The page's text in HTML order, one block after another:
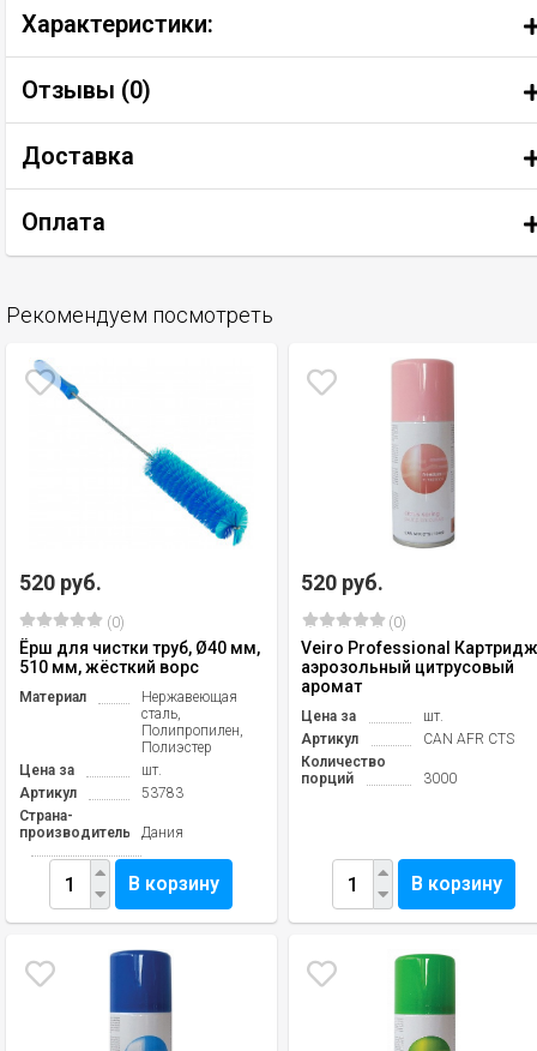
Характеристики:
Отзывы (0)
Доставка
Оплата
Рекомендуем посмотреть
520 руб.
(0)
Ёрш для чистки труб, Ø40 мм,
510 мм, жёсткий ворс
Материал
Нержавеющая
сталь,
Полипропилен,
Полиэстер
Цена за
шт.
Артикул
53783
Страна-
производитель
Дания
В корзину
520 руб.
(0)
Veiro Professional
аэрозольный цитрусовый
аромат
Цена за
шт.
Артикул
CAN AFR CTS
Количество
порций
3000
В корзину